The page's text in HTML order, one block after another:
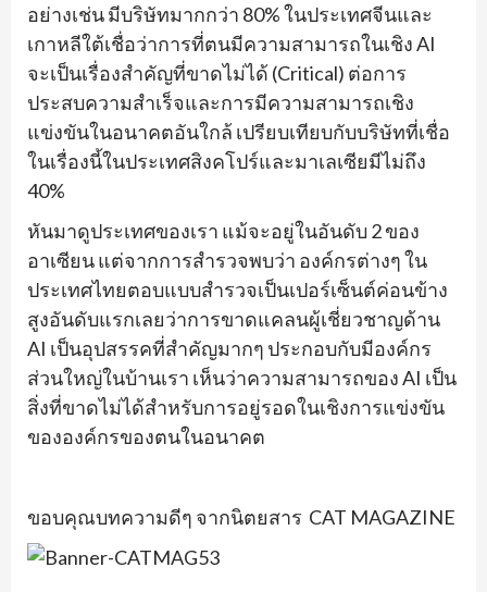
อย่างเช่น มีบริษัทมากกว่า 80% ในประเทศจีนและ
เกาหลีใต้เชื่อว่าการที่ตนมีความสามารถในเชิง AI
จะเป็นเรื่องสำคัญที่ขาดไม่ได้ (Critical) ต่อการ
ประสบความสำเร็จและการมีความสามารถเชิง
แข่งขันในอนาคตอันใกล้ เปรียบเทียบกับบริษัทที่เชื่อ
ในเรื่องนี้ในประเทศสิงคโปร์และมาเลเซียมีไม่ถึง
40%
หันมาดูประเทศของเรา แม้จะอยู่ในอันดับ 2 ของ
อาเซียน แต่จากการสำรวจพบว่า องค์กรต่างๆ ใน
ประเทศไทยตอบแบบสำรวจเป็นเปอร์เซ็นต์ค่อนข้าง
สูงอันดับแรกเลยว่าการขาดแคลนผู้เชี่ยวชาญด้าน
AI เป็นอุปสรรคที่สำคัญมากๆ ประกอบกับมีองค์กร
ส่วนใหญ่ในบ้านเรา เห็นว่าความสามารถของ AI เป็น
สิ่งที่ขาดไม่ได้สำหรับการอยู่รอดในเชิงการแข่งขัน
ขององค์กรของตนในอนาคต
ขอบคุณบทความดีๆ จากนิตยสาร CAT MAGAZINE